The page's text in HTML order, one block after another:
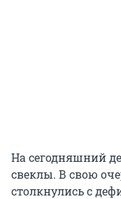
На сегодняшний
свеклы. В свою
столкнулись с